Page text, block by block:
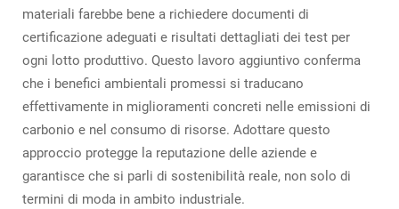
materiali farebbe bene a richiedere documenti di
certificazione adeguati e risultati dettagliati dei test per
ogni lotto produttivo. Questo lavoro aggiuntivo conferma
che i benefici ambientali promessi si traducano
effettivamente in miglioramenti concreti nelle emissioni di
carbonio e nel consumo di risorse. Adottare questo
approccio protegge la reputazione delle aziende e
garantisce che si parli di sostenibilità reale, non solo di
termini di moda in ambito industriale.